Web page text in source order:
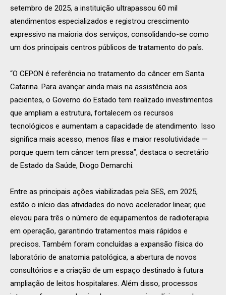
setembro de 2025, a instituição ultrapassou 60 mil
atendimentos especializados e registrou crescimento
expressivo na maioria dos serviços, consolidando-se como
um dos principais centros públicos de tratamento do país.
“O CEPON é referência no tratamento do câncer em Santa
Catarina. Para avançar ainda mais na assistência aos
pacientes, o Governo do Estado tem realizado investimentos
que ampliam a estrutura, fortalecem os recursos
tecnológicos e aumentam a capacidade de atendimento. Isso
significa mais acesso, menos filas e maior resolutividade —
porque quem tem câncer tem pressa”, destaca o secretário
de Estado da Saúde, Diogo Demarchi.
Entre as principais ações viabilizadas pela SES, em 2025,
estão o início das atividades do novo acelerador linear, que
elevou para três o número de equipamentos de radioterapia
em operação, garantindo tratamentos mais rápidos e
precisos. Também foram concluídas a expansão física do
laboratório de anatomia patológica, a abertura de novos
consultórios e a criação de um espaço destinado à futura
ampliação de leitos hospitalares. Além disso, processos